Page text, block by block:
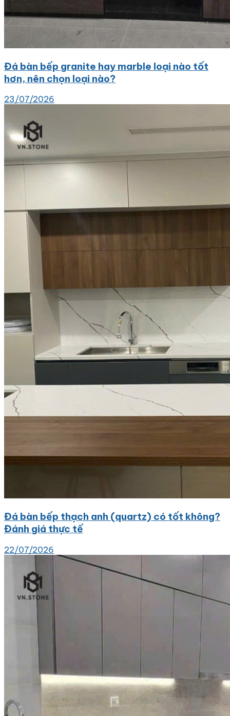
Đá bàn bếp granite hay marble loại nào tốt
hơn, nên chọn loại nào?
23/07/2026
Đá bàn bếp thạch anh (quartz) có tốt không?
Đánh giá thực tế
22/07/2026